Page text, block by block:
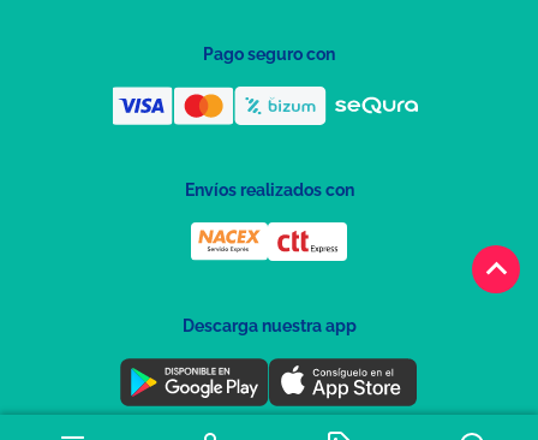
keyboard_arrow_up
Pago seguro con
Envíos realizados con
Descarga nuestra app